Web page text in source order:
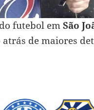
futebol emSão
de maiores